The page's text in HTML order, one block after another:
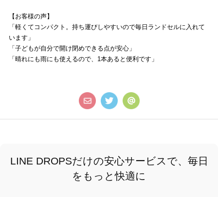
【お客様の声】
「軽くてコンパクト。持ち運びしやすいので毎日ランドセルに入れて
います」
「子どもが自分で開け閉めできる点が安心」
「晴れにも雨にも使えるので、1本あると便利です」
LINE DROPSだけの安心サービスで、毎日
をもっと快適に